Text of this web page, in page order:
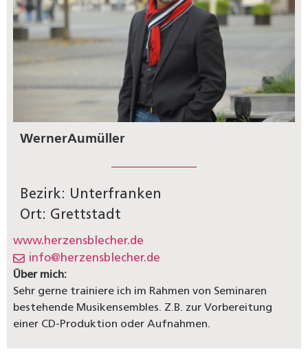
WernerAumüller
Bezirk: Unterfranken
Ort: Grettstadt
www.herzensblecher.de
info@herzensblecher.de
Über mich:
Sehr gerne trainiere ich im Rahmen von Seminaren
bestehende Musikensembles. Z.B. zur Vorbereitung
einer CD-Produktion oder Aufnahmen.